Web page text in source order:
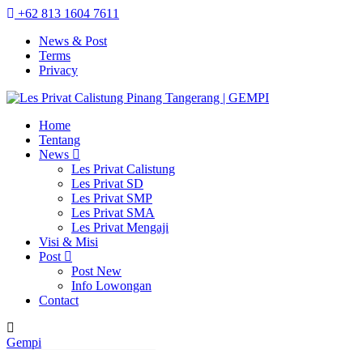
+62 813 1604 7611
News & Post
Terms
Privacy
Home
Tentang
News
Les Privat Calistung
Les Privat SD
Les Privat SMP
Les Privat SMA
Les Privat Mengaji
Visi & Misi
Post
Post New
Info Lowongan
Contact
Gempi